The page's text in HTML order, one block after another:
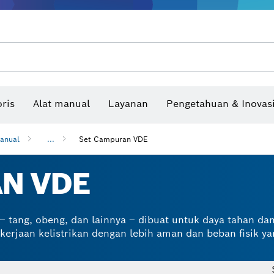
Alat manual Layanan Pengetahuan & Inovasi
... Set Campuran VDE
VDE
tang, obeng, dan lainnya – dibuat untuk daya tahan
kelistrikan dengan lebih aman dan beban fisik